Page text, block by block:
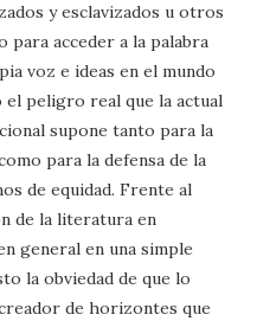
y esclavizados u otros
acceder a la palabra
voz e ideas en el mundo
peligro real que la actual
supone tanto para la
para la defensa de la
de equidad. Frente al
de la literatura en
general en una simple
la obviedad de que lo
de horizontes que